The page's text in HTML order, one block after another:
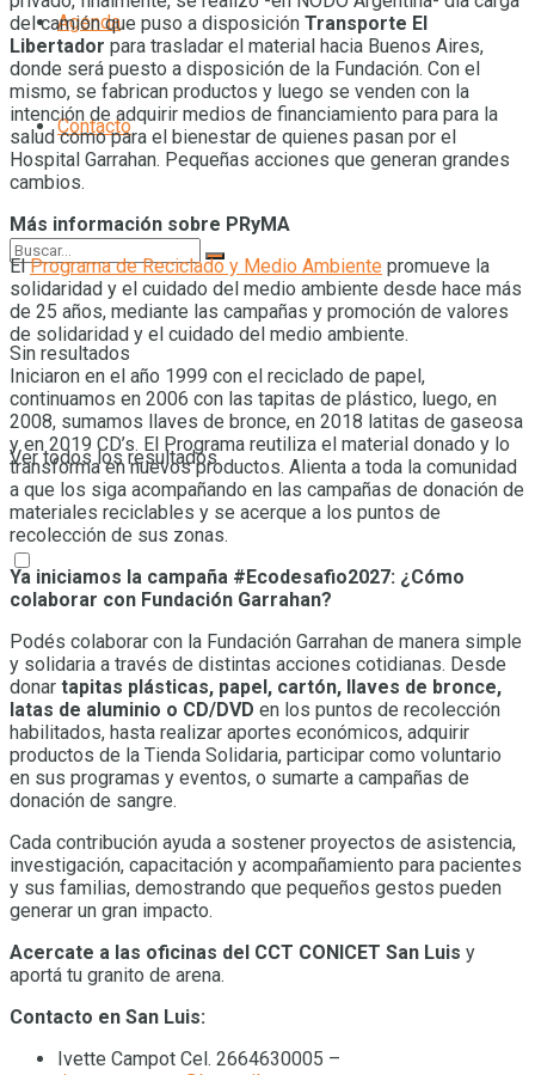
Agenda
Contacto
Sin resultados
Ver todos los resultados
del camión que puso a disposición Transporte El
Libertador para trasladar el material hacia Buenos Aires,
donde será puesto a disposición de la Fundación. Con el
mismo, se fabrican productos y luego se venden con la
intención de adquirir medios de financiamiento para para la
salud como para el bienestar de quienes pasan por el
Hospital Garrahan. Pequeñas acciones que generan grandes
cambios.
Más información sobre PRyMA
ElPrograma de Reciclado y Medio Ambiente promueve la
solidaridad y el cuidado del medio ambiente desde hace más
de 25 años, mediante las campañas y promoción de valores
de solidaridad y el cuidado del medio ambiente.
Iniciaron en el año 1999 con el reciclado de papel,
continuamos en 2006 con las tapitas de plástico, luego, en
2008, sumamos llaves de bronce, en 2018 latitas de gaseosa
y en 2019 CD’s. El Programa reutiliza el material donado y lo
transforma en nuevos productos. Alienta a toda la comunidad
a que los siga acompañando en las campañas de donación de
materiales reciclables y se acerque a los puntos de
recolección de sus zonas.
Ya iniciamos la campaña #Ecodesafio2027: ¿Cómo
colaborar con Fundación Garrahan?
Podés colaborar con la Fundación Garrahan de manera simple
y solidaria a través de distintas acciones cotidianas. Desde
donar tapitas plásticas, papel, cartón, llaves de bronce,
latas de aluminio o CD/DVD en los puntos de recolección
habilitados, hasta realizar aportes económicos, adquirir
productos de la Tienda Solidaria, participar como voluntario
en sus programas y eventos, o sumarte a campañas de
donación de sangre.
Cada contribución ayuda a sostener proyectos de asistencia,
investigación, capacitación y acompañamiento para pacientes
y sus familias, demostrando que pequeños gestos pueden
generar un gran impacto.
Acercate a las oficinas del CCT CONICET San Luis y
aportá tu granito de arena.
Contacto en San Luis:
Ivette Campot Cel. 2664630005 –